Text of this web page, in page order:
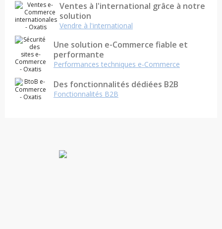
Ventes à l'international grâce à notre
solution
Vendre à l'international
Une solution e-Commerce fiable et
performante
Performances techniques e-Commerce
Des fonctionnalités dédiées B2B
Fonctionnalités B2B